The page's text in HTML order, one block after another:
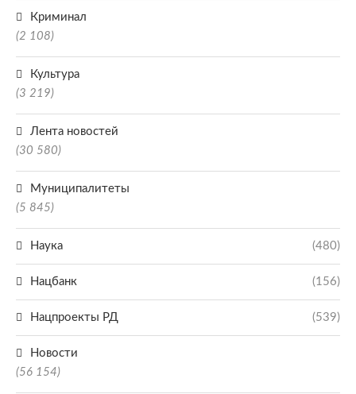
Криминал
(2 108)
Культура
(3 219)
Лента новостей
(30 580)
Муниципалитеты
(5 845)
Наука (480)
Нацбанк (156)
Нацпроекты РД (539)
Новости
(56 154)